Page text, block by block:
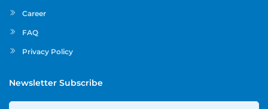
Career
FAQ
Privacy Policy
Newsletter Subscribe